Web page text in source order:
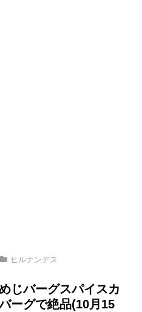
ヒルナンデス
じバーグスパイスカ
ーグで絶品(10月15